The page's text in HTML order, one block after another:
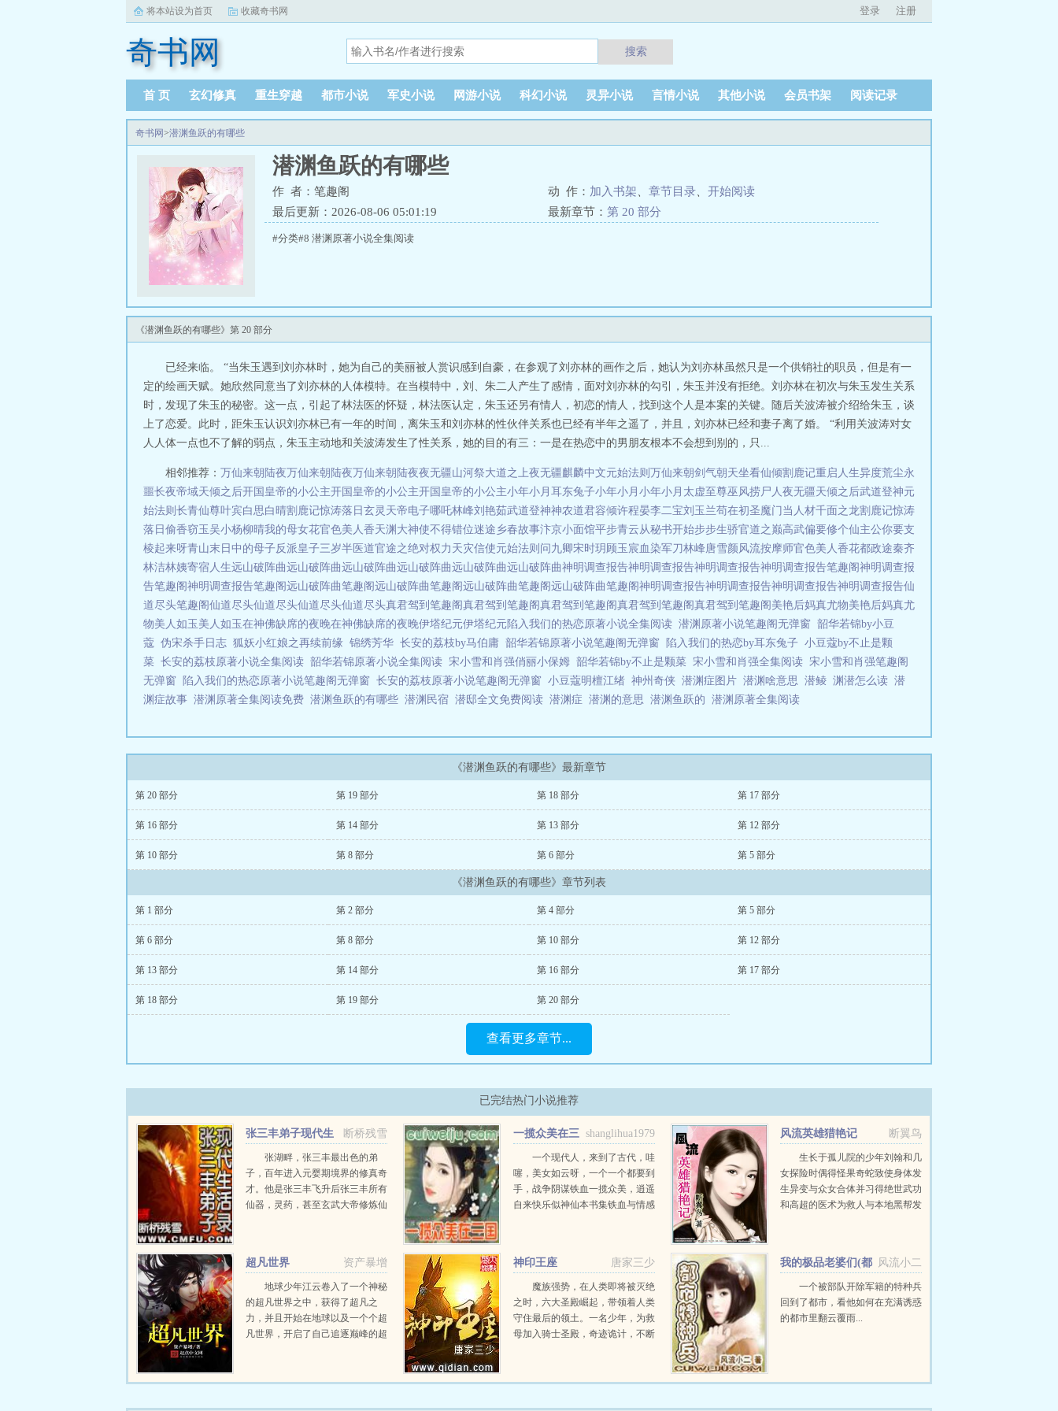
将本站设为首页 收藏奇书网 登录 注册
奇书网 搜索
首 页 玄幻修真 重生穿越 都市小说 军史小说 网游小说 科幻小说 灵异小说 言情小说 其他小说 会员书架 阅读记录
奇书网>潜渊鱼跃的有哪些
潜渊鱼跃的有哪些
作 者：笔趣阁 动 作： 加入书架 章节目录
开始阅读
最后更新：2026-08-06 05:01:19
最新章节： 第 20 部分
#分类#8 潜渊原著小说全集阅读
《潜渊鱼跃的有哪些》第 20 部分
已经来临。 “当朱玉遇到刘亦林时，她为自己的美丽被人赏识感到自豪，在参观了刘亦林的画作之后，她认为刘亦林虽然只是一个供销社的职员，但是有一
定的绘画天赋。她欣然同意当了刘亦林的人体模特。在当模特中，刘、朱二人产生了感情，面对刘亦林的勾引，朱玉并没有拒绝。刘亦林在初次与朱玉发生关系
时，发现了朱玉的秘密。这一点，引起了林法医的怀疑，林法医认定，朱玉还另有情人，初恋的情人，找到这个人是本案的关键。随后关波涛被介绍给朱玉，谈
上了恋爱。此时，距朱玉认识刘亦林已有一年的时间，离朱玉和刘亦林的性伙伴关系也已经有半年之遥了，并且，刘亦林已经和妻子离了婚。 “利用关波涛对女
人人体一点也不了解的弱点，朱玉主动地和关波涛发生了性关系，她的目的有三：一是在热恋中的男朋友根本不会想到别的，只...
相邻推荐： 万仙来朝陆夜万仙来朝陆夜万仙来朝陆夜夜无疆山河祭大道之上夜无疆 麒麟中文元始法则 万仙来朝剑气朝天坐看仙倾割鹿记重启人生异度荒尘永
噩长夜帝域天倾之后开国皇帝的小公主开国皇帝的小公主开国皇帝的小公主小年小月耳东兔子小年小月 小年小月 太虚至尊巫风捞尸人夜无疆天倾之后武道登神元
始法则 长青仙尊叶宾白思白晴割鹿记惊涛落日 玄灵天帝电子哪吒林峰刘艳茹武道登神神农道君容倾许程晏李二宝刘玉兰苟在初圣魔门当人材千面之龙割鹿记惊涛
落日 偷香窃玉 吴小杨柳晴我的母女花官色美人香天渊 大神使不得错位迷途 乡春故事汴京小面馆平步青云从秘书开始步步生骄官道之巅高武偏要修个仙主公你要支
棱起来呀青山末日中的母子反派皇子三岁半 医道官途之绝对权力 天灾信使元始法则 问九卿宋时玥顾玉宸 血染军刀林峰唐雪颜 风流按摩师官色美人香花都政途秦齐
林洁林姨寄宿人生远山破阵曲远山破阵曲远山破阵曲远山破阵曲远山破阵曲远山破阵曲神明调查报告神明调查报告神明调查报告神明调查报告笔趣阁神明调查报
告笔趣阁神明调查报告笔趣阁远山破阵曲笔趣阁远山破阵曲笔趣阁远山破阵曲笔趣阁远山破阵曲笔趣阁神明调查报告神明调查报告神明调查报告神明调查报告仙
道尽头笔趣阁仙道尽头仙道尽头仙道尽头仙道尽头真君驾到笔趣阁真君驾到笔趣阁真君驾到笔趣阁真君驾到笔趣阁真君驾到笔趣阁 美艳后妈真尤物美艳后妈真尤
物美人如玉 美人如玉在神佛缺席的夜晚在神佛缺席的夜晚伊塔纪元伊塔纪元 陷入我们的热恋原著小说全集阅读 潜渊原著小说笔趣阁无弹窗 韶华若锦by小豆
蔻 伪宋杀手日志 狐妖小红娘之再续前缘 锦绣芳华 长安的荔枝by马伯庸 韶华若锦原著小说笔趣阁无弹窗 陷入我们的热恋by耳东兔子 小豆蔻by不止是颗
菜 长安的荔枝原著小说全集阅读 韶华若锦原著小说全集阅读 宋小雪和肖强俏丽小保姆 韶华若锦by不止是颗菜 宋小雪和肖强全集阅读 宋小雪和肖强笔趣阁
无弹窗
陷入我们的热恋原著小说笔趣阁无弹窗 长安的荔枝原著小说笔趣阁无弹窗 小豆蔻明檀江绪 神州奇侠 潜渊症图片 潜渊啥意思 潜鲮 渊潜怎么读 潜
渊症故事 潜渊原著全集阅读免费 潜渊鱼跃的有哪些 潜渊民宿 潜邸全文免费阅读 潜渊症 潜渊的意思 潜渊鱼跃的 潜渊原著全集阅读
《潜渊鱼跃的有哪些》最新章节
第 20 部分 第 19 部分 第 18 部分 第 17 部分
第 16 部分 第 14 部分 第 13 部分 第 12 部分
第 10 部分 第 8 部分 第 6 部分 第 5 部分
《潜渊鱼跃的有哪些》章节列表
第 1 部分 第 2 部分 第 4 部分 第 5 部分
第 6 部分 第 8 部分 第 10 部分 第 12 部分
第 13 部分 第 14 部分 第 16 部分 第 17 部分
第 18 部分 第 19 部分 第 20 部分
查看更多章节...
已完结热门小说推荐
断桥残雪
张三丰弟子现代生
活录张湖畔，张三丰最出色的弟
子，百年进入元婴期境界的修真奇
才。他是张三丰飞升后张三丰所有
仙器，灵药，甚至玄武大帝修炼仙
工人不同的身份，...
shanglihua1979
一揽众美在三
一个现代人，来到了古代，哇
噻，美女如云呀，一个一个都要到
手，战争阴谋铁血一揽众美，逍遥
自来快乐似神仙本书集铁血与情感
断翼鸟
风流英雄猎艳记
生长于孤儿院的少年刘翰和几
女探险时偶得怪果奇蛇致使身体发
生异变与众女合体并习得绝世武功
和高超的医术为救人与本地黑帮发
军方秘训后...
资产暴增
超凡世界
地球少年江云卷入了一个神秘
的超凡世界之中，获得了超凡之
力，并且开始在地球以及一个个超
凡世界，开启了自己追逐巅峰的超
唐家三少
神印王座
魔族强势，在人类即将被灭绝
之时，六大圣殿崛起，带领着人类
守住最后的领土。一名少年，为救
母加入骑士圣殿，奇迹诡计，不断
界，他能否登上象征着骑士最高荣
风流小二
我的极品老婆们(都
市特种兵)
一个被部队开除军籍的特种兵
回到了都市，看他如何在充满诱惑
的都市里翻云覆雨...